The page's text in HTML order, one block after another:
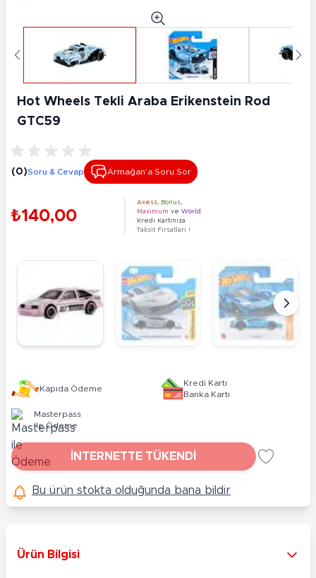
Hot Wheels Tekli Araba Erikenstein Rod
GTC59
(0)Soru & Cevap Armağan’a Soru Sor
₺140,00
Axess Bonus
Maximum ve World
Kredi Kartınıza
Taksit Fırsatları !
Kapıda Ödeme
Kredi Kartı
Banka Kartı
Masterpass
ile Ödeme
İNTERNETTE TÜKENDİ
Bu ürün stokta olduğunda bana bildir
Ürün Bilgisi